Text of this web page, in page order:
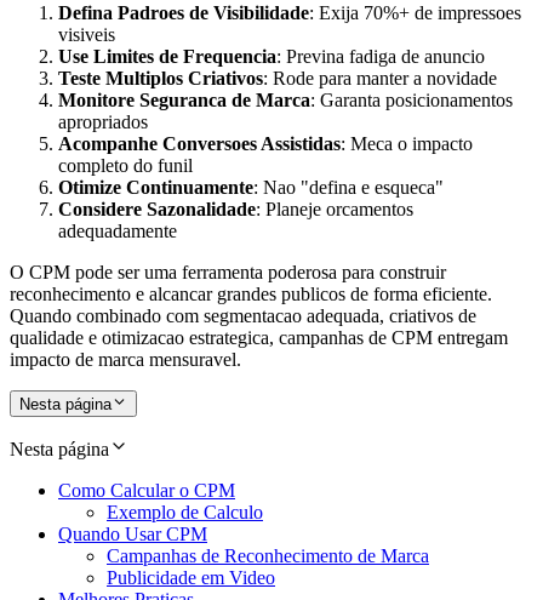
Defina Padroes de Visibilidade: Exija 70%+ de impressoes
visiveis
Use Limites de Frequencia: Previna fadiga de anuncio
Teste Multiplos Criativos: Rode para manter a novidade
Monitore Seguranca de Marca: Garanta posicionamentos
apropriados
Acompanhe Conversoes Assistidas: Meca o impacto
completo do funil
Otimize Continuamente: Nao "defina e esqueca"
Considere Sazonalidade: Planeje orcamentos
adequadamente
O CPM pode ser uma ferramenta poderosa para construir
reconhecimento e alcancar grandes publicos de forma eficiente.
Quando combinado com segmentacao adequada, criativos de
qualidade e otimizacao estrategica, campanhas de CPM entregam
impacto de marca mensuravel.
Nesta página
Nesta página
Como Calcular o CPM
Exemplo de Calculo
Quando Usar CPM
Campanhas de Reconhecimento de Marca
Publicidade em Video